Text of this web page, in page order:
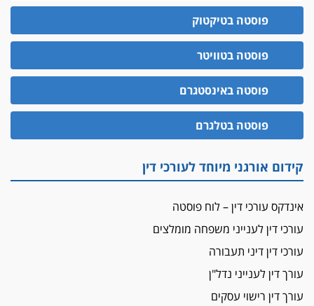
משרות אמון
יו"ר מחוז ת"א משבץ עובדות שלו למינוי דייני בית
הדין למשמעת
האופנוע חזר הביתה
עו"ד גיל פרידמן והרפתקאות אופנוע השטח שלו
הזכות לטנף
זוכה עורך-דין שהשווה את ברק לסינוואר ואת
מאסר לעורך הדין
פיקטיביות בשם פלסטינים
על המידתיות
ביה"ד המשמעתי ביטל השעיה לצמיתות של
עורכת-דין שהביעה שמחה ב-7 באוקטובר
אשם
פוסטה בטיקטוק
פוסטה בטוויטר
פוסטה באינסטגרם
פוסטה בטלגרם
קידום אורגני מיוחד לעורכי דין
אינדקס עורכי דין – לוח פוסטה
עורכי דין לענייני משפחה מומלצים
עורכי דין דיני תעבורה
עורך דין לענייני נדל"ן
עורך דין רישוי עסקים